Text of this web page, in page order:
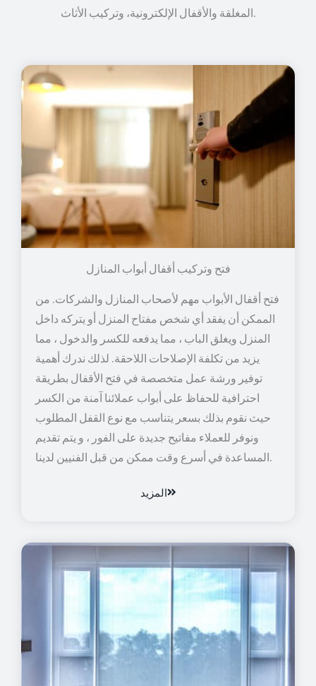
فتح وتركيب أقفال أبواب المنازل
فتح أقفال الأبواب مهم لأصحاب المنازل والشركات. من
الممكن أن يفقد أي شخص مفتاح المنزل أو يتركه داخل
المنزل ويغلق الباب ، مما يدفعه للكسر والدخول ، مما
يزيد من تكلفة الإصلاحات اللاحقة. لذلك ندرك أهمية
توفير ورشة عمل متخصصة في فتح الأقفال بطريقة
احترافية للحفاظ على أبواب عملائنا آمنة من الكسر
حيث نقوم بذلك بسعر يتناسب مع نوع القفل المطلوب
ونوفر للعملاء مفاتيح جديدة على الفور ، و يتم تقديم
المساعدة في أسرع وقت ممكن من قبل الفنيين لدينا.
المزيد